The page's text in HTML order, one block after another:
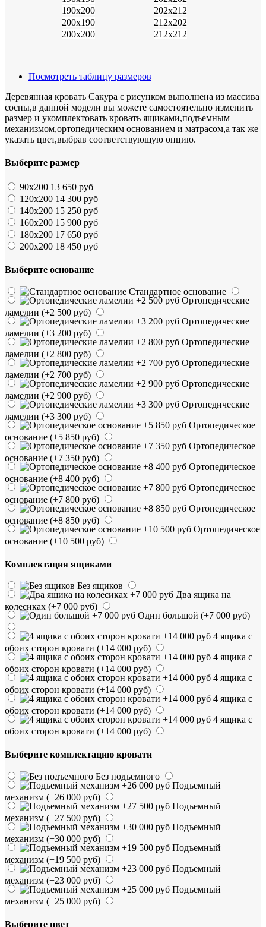
190х200
202х212
200х190
212х202
200х200
212х212
Посмотреть таблицу размеров
Деревянная кровать Сакура с рисунком выполнена из массива
сосны,в данной модели вы можете самостоятельно изменить
размер и укомплектовать кровать ящиками,подъемным
механизмом,ортопедическим основанием и матрасом,а так же
указать цвет,выбрав соответствующую опцию.
Выберите размер
90х200 13 650 руб
120х200 14 300 руб
140х200 15 250 руб
160х200 15 900 руб
180х200 17 650 руб
200х200 18 450 руб
Выберите основание
Стандартное основание
Ортопедические
ламелии (+2 500 руб)
Ортопедические
ламелии (+3 200 руб)
Ортопедические
ламелии (+2 800 руб)
Ортопедические
ламелии (+2 700 руб)
Ортопедические
ламелии (+2 900 руб)
Ортопедические
ламелии (+3 300 руб)
Ортопедическое
основание (+5 850 руб)
Ортопедическое
основание (+7 350 руб)
Ортопедическое
основание (+8 400 руб)
Ортопедическое
основание (+7 800 руб)
Ортопедическое
основание (+8 850 руб)
Ортопедическое
основание (+10 500 руб)
Комплектация ящиками
Без ящиков
Два ящика на
колесиках (+7 000 руб)
Один большой (+7 000 руб)
4 ящика с
обоих сторон кровати (+14 000 руб)
4 ящика с
обоих сторон кровати (+14 000 руб)
4 ящика с
обоих сторон кровати (+14 000 руб)
4 ящика с
обоих сторон кровати (+14 000 руб)
4 ящика с
обоих сторон кровати (+14 000 руб)
Выберите комплектацию кровати
Без подъемного
Подъемный
механизм (+26 000 руб)
Подъемный
механизм (+27 500 руб)
Подъемный
механизм (+30 000 руб)
Подъемный
механизм (+19 500 руб)
Подъемный
механизм (+23 000 руб)
Подъемный
механизм (+25 000 руб)
Выберите цвет